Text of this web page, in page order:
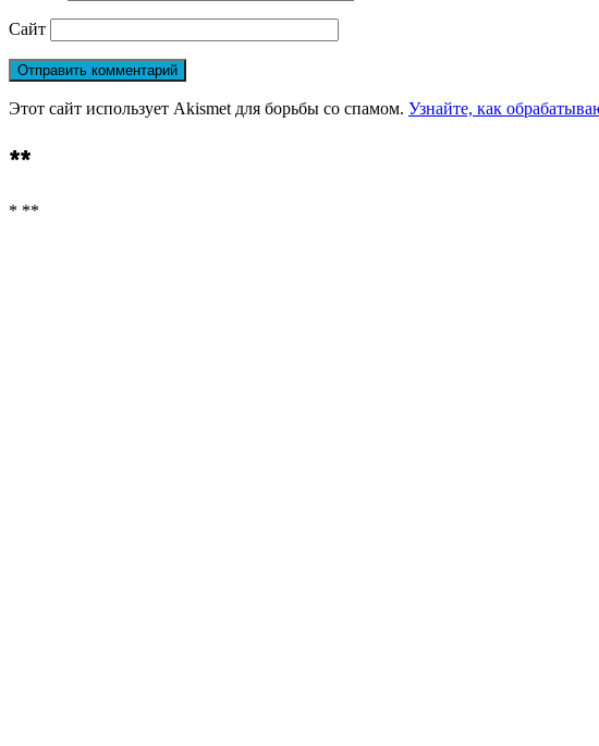
Сайт
Этот сайт использует Akismet для борьбы со спамом. Узнайте, как
**
* **